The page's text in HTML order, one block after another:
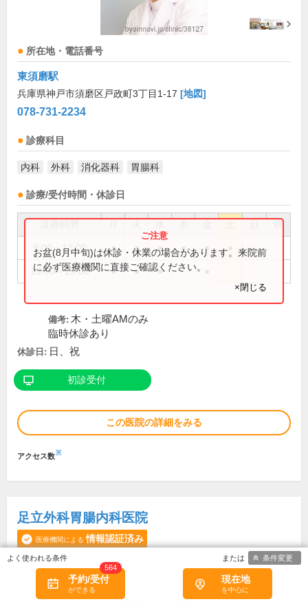
所在地・電話番号
東須磨駅
兵庫県神戸市須磨区戸政町3丁目1-17 [地図]
078-731-2234
診療科目
内科 外科 消化器科 胃腸科
診療/受付時間・休診日
祝
9:00～12:00 ● ● ● ● ●
16:00～19:00 ● ● ●
お盆(8月中旬)は休診・休業の場合があります。来院前
に必ず医療機関に直接ご確認ください。
×閉じる
備考: 木・土曜AMのみ
臨時休診あり
休診日: 日、祝
初診受付
この医院の詳細をみる
アクセス数※
足立外科胃腸内科医院
医療機関による 情報認証済み
予約/受付
564
現在地
条件変更